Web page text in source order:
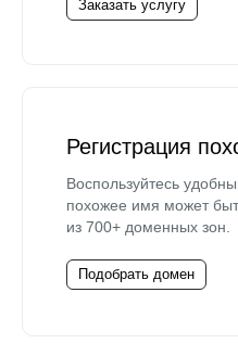
Заказать услугу
Регистрация
Воспользуйтесь
похожее имя может
из 700+ доменных зон.
Подобрать домен